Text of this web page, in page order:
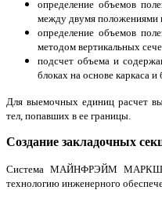
определение объемов
между двумя положениями
определение объемов
методом вертикальных
подсчет объема и
блоках на основе каркаса
Для выемочных единиц расчет
тел, попавших в ее границы.
Создание закладочных
Система МАЙНФРЭЙМ
технологию инженерного